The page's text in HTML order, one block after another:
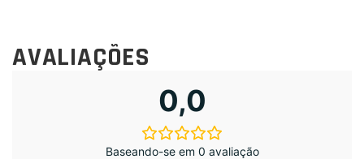
AVALIAÇÕES
0,0
Baseando-se em 0 avaliação